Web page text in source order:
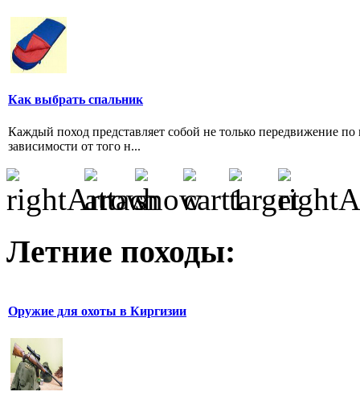
Как выбрать спальник
Каждый поход представляет собой не только передвижение
зависимости от того н...
Летние походы:
Оружие для охоты в Киргизии